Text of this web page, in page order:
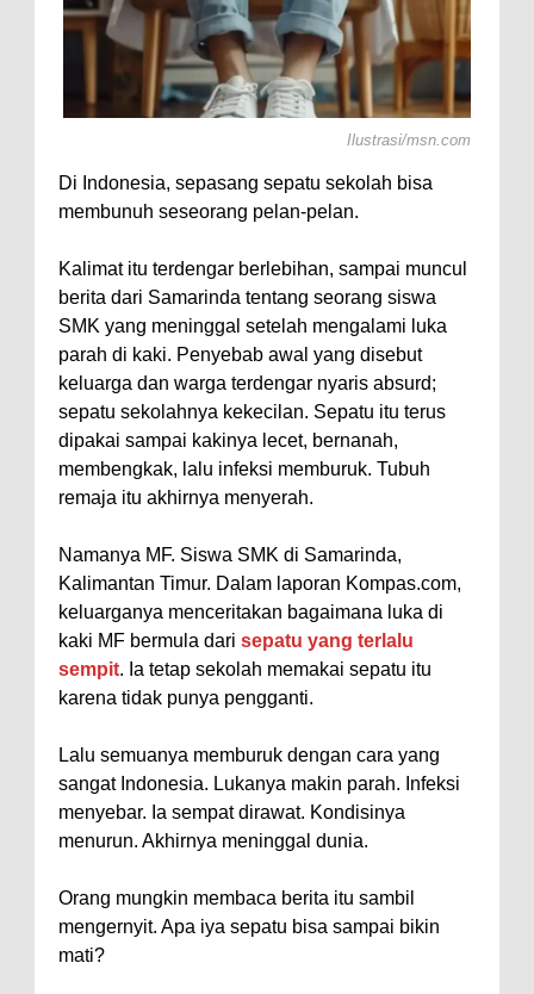
Ilustrasi/msn.com
Di Indonesia, sepasang sepatu sekolah bisa
membunuh seseorang pelan-pelan.
Kalimat itu terdengar berlebihan, sampai muncul
berita dari Samarinda tentang seorang siswa
SMK yang meninggal setelah mengalami luka
parah di kaki. Penyebab awal yang disebut
keluarga dan warga terdengar nyaris absurd;
sepatu sekolahnya kekecilan. Sepatu itu terus
dipakai sampai kakinya lecet, bernanah,
membengkak, lalu infeksi memburuk. Tubuh
remaja itu akhirnya menyerah.
Namanya MF. Siswa SMK di Samarinda,
Kalimantan Timur. Dalam laporan Kompas.com,
keluarganya menceritakan bagaimana luka di
kaki MF bermula dari sepatu yang terlalu
sempit. Ia tetap sekolah memakai sepatu itu
karena tidak punya pengganti.
Lalu semuanya memburuk dengan cara yang
sangat Indonesia. Lukanya makin parah. Infeksi
menyebar. Ia sempat dirawat. Kondisinya
menurun. Akhirnya meninggal dunia.
Orang mungkin membaca berita itu sambil
mengernyit. Apa iya sepatu bisa sampai bikin
mati?